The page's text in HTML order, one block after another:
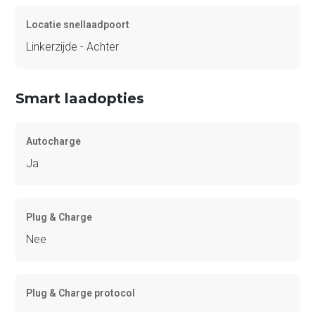
Locatie snellaadpoort
Linkerzijde - Achter
Smart laadopties
Autocharge
Ja
Plug & Charge
Nee
Plug & Charge protocol